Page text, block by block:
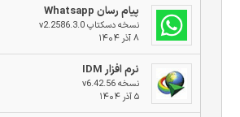
پیام رسان Whatsapp
نسخه دسکتاپ v2.2586.3.0
۸ آذر ۱۴۰۴
نرم افزار IDM
نسخه v6.42.56
۵ آذر ۱۴۰۴